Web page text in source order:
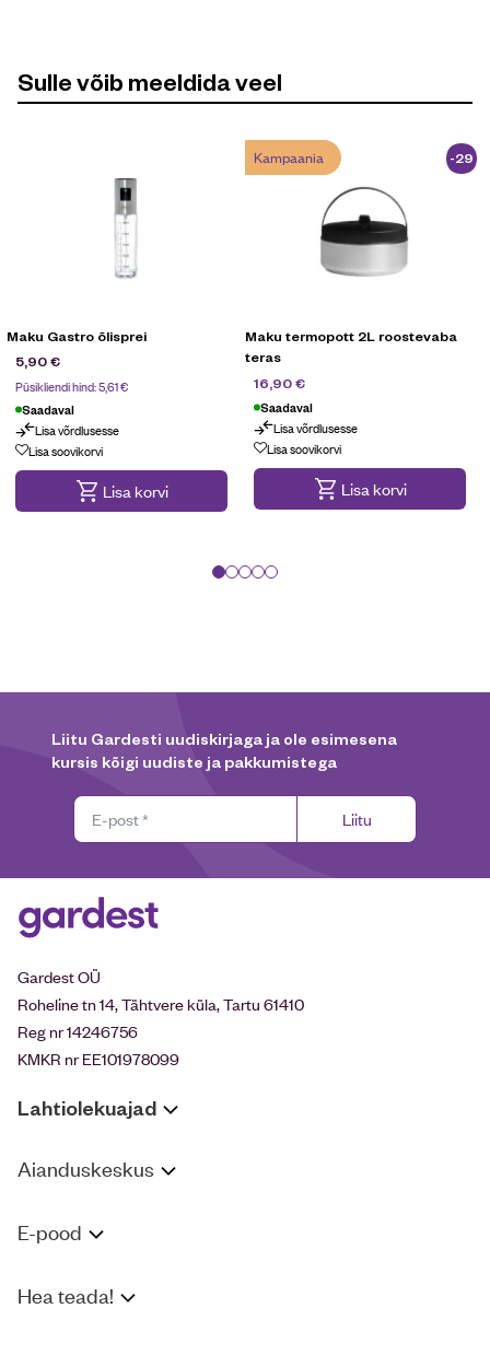
Sulle võib meeldida veel
Maku Gastro õlisprei
5,90€
Püsikliendi hind:5,61€
Saadaval
Lisa võrdlusesse
Lisa soovikorvi
Lisa korvi
Kampaania
-29
%
Maku termopott 2L roostevaba
teras
16,90€
Saadaval
Kampaania
Lisa võrdlusesse
Lisa soovikorvi
Lisa korvi
Liitu Gardesti uudiskirjaga ja ole esimesena
kursis kõigi uudiste ja pakkumistega
Liitu
Gardest OÜ
Roheline tn 14, Tähtvere küla, Tartu 61410
Reg nr 14246756
KMKR nr EE101978099
Lahtiolekuajad
Aianduskeskus
E-pood
Hea teada!